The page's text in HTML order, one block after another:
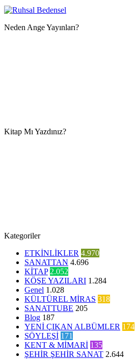
Neden Ange Yayınları?
Kitap Mı Yazdınız?
Kategoriler
ETKİNLİKLER 4.970
SANATTAN 4.696
KİTAP 2.052
KÖŞE YAZILARI 1.284
Genel 1.028
KÜLTÜREL MİRAS 318
SANATTUBE 205
Blog 187
YENİ ÇIKAN ALBÜMLER 174
SÖYLEŞİ 171
KENT & MİMARİ 135
ŞEHİR ŞEHİR SANAT 2.644